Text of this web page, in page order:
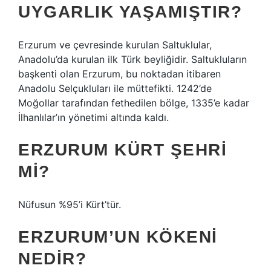
UYGARLIK YAŞAMIŞTIR?
Erzurum ve çevresinde kurulan Saltuklular,
Anadolu’da kurulan ilk Türk beyliğidir. Saltukluların
başkenti olan Erzurum, bu noktadan itibaren
Anadolu Selçukluları ile müttefikti. 1242’de
Moğollar tarafından fethedilen bölge, 1335’e kadar
İlhanlılar’ın yönetimi altında kaldı.
ERZURUM KÜRT ŞEHRI
MI?
Nüfusun %95’i Kürt’tür.
ERZURUM’UN KÖKENI
NEDIR?